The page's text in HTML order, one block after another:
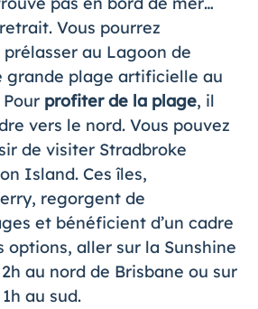
Vous pourrez
au Lagoon de
grande plage artificielle au
profiter de la plage, il
vers le nord. Vous pouvez
de visiter Stradbroke
Island. Ces îles,
regorgent de
et bénéficient d’un cadre
options, aller sur la Sunshine
au nord de Brisbane ou sur
au sud.